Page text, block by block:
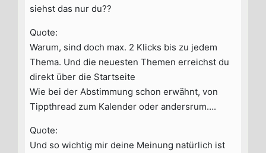
siehst das nur du??
Quote:
Warum, sind doch max. 2 Klicks bis zu jedem
Thema. Und die neuesten Themen erreichst du
direkt über die Startseite
Wie bei der Abstimmung schon erwähnt, von
Tippthread zum Kalender oder andersrum….
Quote:
Und so wichtig mir deine Meinung natürlich ist